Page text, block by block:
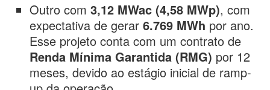
Outro com3,12 MWac (4,58 MWp), com
expectativa de gerar6.769 MWh por ano.
Esse projeto conta com um contrato de
Renda Mínima Garantida (RMG) por 12
meses, devido ao estágio inicial de ramp-